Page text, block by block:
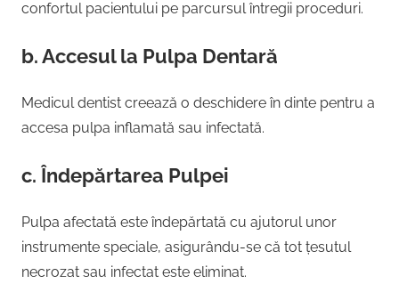
confortul pacientului pe parcursul întregii proceduri.
b. Accesul la Pulpa Dentară
Medicul dentist creează o deschidere în dinte pentru a
accesa pulpa inflamată sau infectată.
c. Îndepărtarea Pulpei
Pulpa afectată este îndepărtată cu ajutorul unor
instrumente speciale, asigurându-se că tot țesutul
necrozat sau infectat este eliminat.